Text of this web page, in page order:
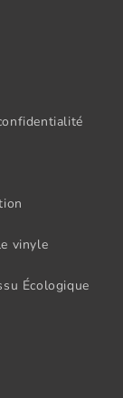
vinyle
Écologique